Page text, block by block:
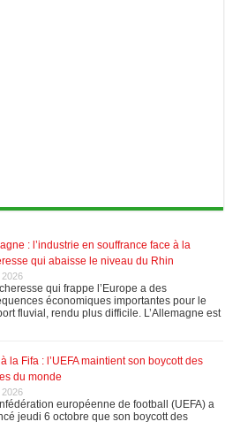
: l’industrie en souffrance face à la
qui abaisse le niveau du Rhin
2026
qui frappe l’Europe a des
économiques importantes pour le
fluvial, rendu plus difficile. L’Allemagne est
la Fifa : l’UEFA maintient son boycott des
du monde
2026
européenne de football (UEFA) a
jeudi 6 octobre que son boycott des